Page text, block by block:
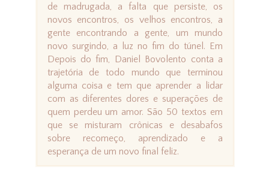
de madrugada, a falta que persiste, os
novos encontros, os velhos encontros, a
gente encontrando a gente, um mundo
novo surgindo, a luz no fim do túnel. Em
Depois do fim, Daniel Bovolento conta a
trajetória de todo mundo que terminou
alguma coisa e tem que aprender a lidar
com as diferentes dores e superações de
quem perdeu um amor. São 50 textos em
que se misturam crônicas e desabafos
sobre recomeço, aprendizado e a
esperança de um novo final feliz.